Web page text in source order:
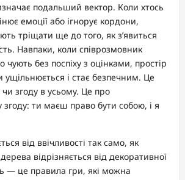
подальший вектор. Коли хтось
емоції або ігнорує кордони,
тріщати ще до того, як з’явиться
Навпаки, коли співрозмовник
чують без поспіху з оцінками, простір
і стає безпечним. Це
згоду в усьому. Це про
ти маєш право бути собою, і я
від ввічливості так само, як
відрізняється від декоративної
— це правила гри, які можна